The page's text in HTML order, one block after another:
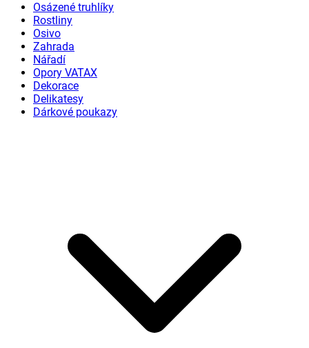
Osázené truhlíky
Rostliny
Osivo
Zahrada
Nářadí
Opory VATAX
Dekorace
Delikatesy
Dárkové poukazy